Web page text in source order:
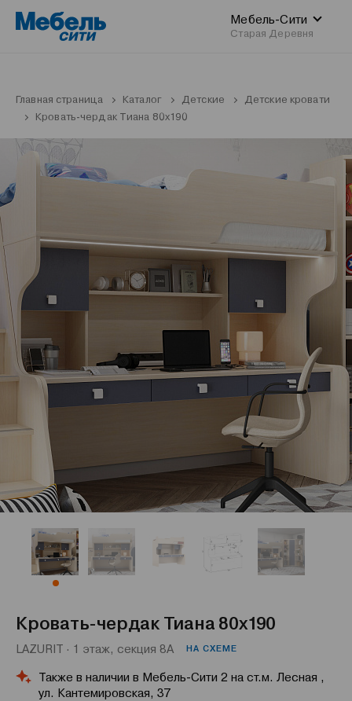
Мебель-Сити
Старая Деревня
Главная страница Каталог Детские
Детские кровати
Кровать-чердак Тиана 80x190
Кровать-чердак Тиана 80x190
LAZURIT · 1 этаж, секция 8А НА СХЕМЕ
Также в наличии в Мебель-Сити 2 на ст.м. Лесная ,
ул. Кантемировская, 37